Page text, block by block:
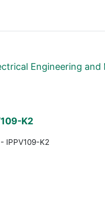
Engineering and
K2
IPPV109-K2